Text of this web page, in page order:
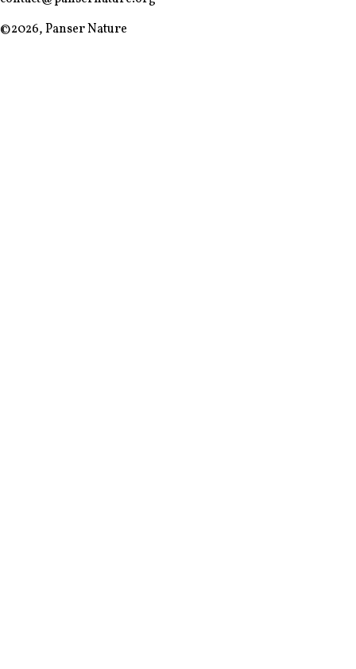
©2026,Panser Nature